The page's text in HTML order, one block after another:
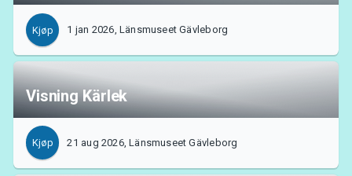
Kjøp 1 jan 2026, Länsmuseet Gävleborg
Visning Kärlek
Kjøp 21 aug 2026, Länsmuseet Gävleborg